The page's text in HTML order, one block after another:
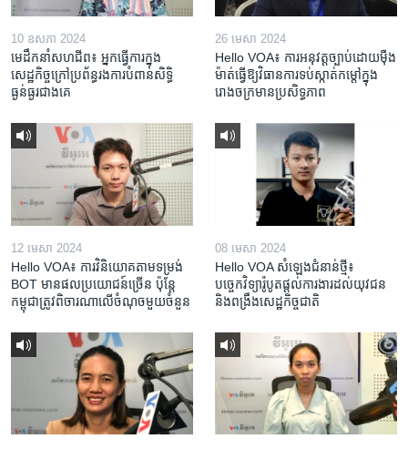
10 ឧសភា 2024
មេដឹកនាំសហជីព៖ អ្នកធ្វើការក្នុង
សេដ្ឋកិច្ចក្រៅប្រព័ន្ធរងការបំពានសិទ្ធិ
ធ្ងន់ធ្ងរជាងគេ
26 មេសា 2024
Hello VOA៖ ការអនុវត្ត​ច្បាប់​ដោយ​ម៉ឺង
ម៉ាត់​ធ្វើ​ឱ្យ​វិធានការ​ទប់ស្កាត់​កម្តៅ​ក្នុង​
រោងចក្រ​មាន​ប្រសិទ្ធភាព​​
12 មេសា 2024
Hello VOA៖ ការ​វិនិយោគ​តាម​ទម្រង់ ​
BOT​ មាន​ផល​ប្រយោជន៍​ច្រើន ប៉ុន្តែ​
កម្ពុជា​ត្រូវ​ពិចារណា​លើ​ចំណុច​មួយ​ចំនួន
08 មេសា 2024
Hello VOA សំឡេង​ជំនាន់​ថ្មី៖
បច្ចេកវិទ្យា​រ៉ូបូត​ផ្តល់​ការងារ​ដល់​យុវជន
និង​ពង្រឹង​​សេដ្ឋកិច្ច​ជាតិ​​​​​​